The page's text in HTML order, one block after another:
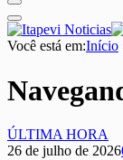
Você está em:Início
ÚLTIMA HORA
26 de julho de 2026